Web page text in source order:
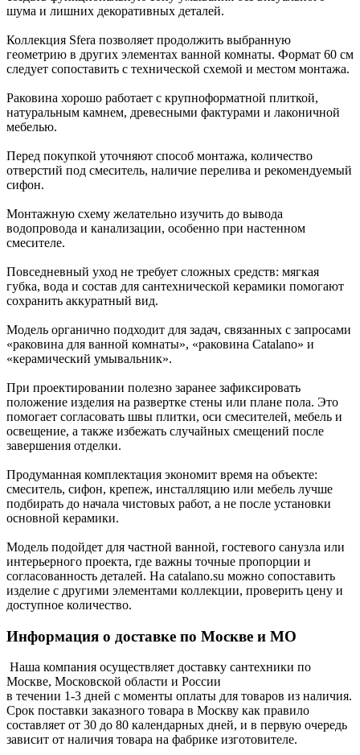
шума и лишних декоративных деталей.
Коллекция Sfera позволяет продолжить выбранную
геометрию в других элементах ванной комнаты. Формат 60 см
следует сопоставить с технической схемой и местом монтажа.
Раковина хорошо работает с крупноформатной плиткой,
натуральным камнем, древесными фактурами и лаконичной
мебелью.
Перед покупкой уточняют способ монтажа, количество
отверстий под смеситель, наличие перелива и рекомендуемый
сифон.
Монтажную схему желательно изучить до вывода
водопровода и канализации, особенно при настенном
смесителе.
Повседневный уход не требует сложных средств: мягкая
губка, вода и состав для сантехнической керамики помогают
сохранить аккуратный вид.
Модель органично подходит для задач, связанных с запросами
«раковина для ванной комнаты», «раковина Catalano» и
«керамический умывальник».
При проектировании полезно заранее зафиксировать
положение изделия на развертке стены или плане пола. Это
помогает согласовать швы плитки, оси смесителей, мебель и
освещение, а также избежать случайных смещений после
завершения отделки.
Продуманная комплектация экономит время на объекте:
смеситель, сифон, крепеж, инсталляцию или мебель лучше
подбирать до начала чистовых работ, а не после установки
основной керамики.
Модель подойдет для частной ванной, гостевого санузла или
интерьерного проекта, где важны точные пропорции и
согласованность деталей. На catalano.su можно сопоставить
изделие с другими элементами коллекции, проверить цену и
доступное количество.
Информация о доставке по Москве и МО
Наша компания осуществляет доставку сантехники по
Москве, Московской области и России
в течении 1-3 дней с моменты оплаты для товаров из наличия.
Срок поставки заказного товара в Москву как правило
составляет от 30 до 80 календарных дней, и в первую очередь
зависит от наличия товара на фабрике изготовителе.